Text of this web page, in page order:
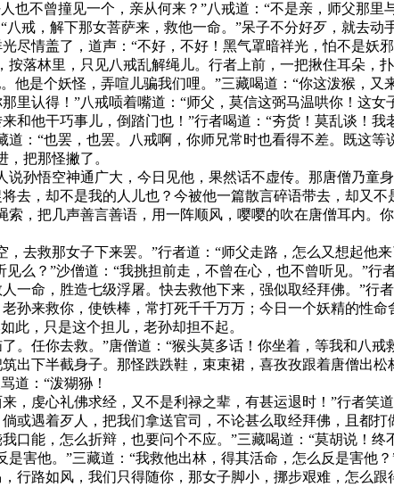
也不曾撞见一个，亲从何来？”八戒道：“不是亲，师父那
戒，解下那女菩萨来，救他一命。”呆子不分好歹，就去动手
情盖了，道声：“不好，不好！黑气罩暗祥光，怕不是妖邪
林里，只见八戒乱解绳儿。行者上前，一把揪住耳朵，
他是个妖怪，弄喧儿骗我们哩。”三藏喝道：“你这泼猴，
里认得！”八戒唝着嘴道：“师父，莫信这弼马温哄你！这
和他干巧事儿，倒踏门也！”行者喝道：“夯货！莫乱谈！
：“也罢，也罢。八戒啊，你师兄常时也看得不差。既这
把那怪撇了。
悟空神通广大，今日见他，果然话不虚传。那唐僧乃童
去，却不是我的人儿也？今被他一篇散言碎语带去，却又不
把几声善言善语，用一阵顺风，嘤嘤的吹在唐僧耳内。
救那女子下来罢。”行者道：“师父走路，怎么又想起他
么？”沙僧道：“我挑担前走，不曾在心，也不曾听见。”
一命，胜造七级浮屠。快去救他下来，强似取经拜佛。”行
孙来救你，使铁棒，常打死千千万万；今日一个妖精的性
此，只是这个担儿，老孙却担不起。
任你去救。”唐僧道：“猴头莫多话！你坐着，等我和八戒
下半截身子。那怪跌跌鞋，束束裙，喜孜孜跟着唐僧出松
道：“泼猢狲！
虔心礼佛求经，又不是利禄之辈，有甚运退时！”行者笑
或遇着歹人，把我们拿送官司，不论甚么取经拜佛，且都
口能，怎么折辩，也要问个不应。”三藏喝道：“莫胡说！
害他。”三藏道：“我救他出林，得其活命，怎么反是害他
行路如风，我们只得随你，那女子脚小，挪步艰难，怎么